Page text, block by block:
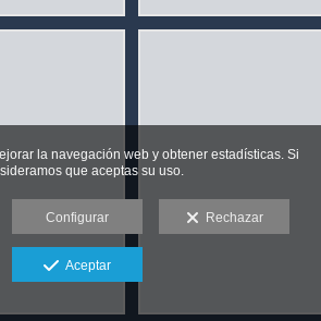
la navegación web y obtener estadísticas. Si
que aceptas su uso.
Configurar Rechazar
Aceptar